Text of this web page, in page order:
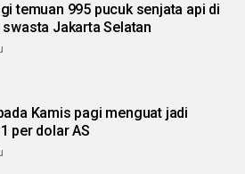
temuan 995 pucuk senjata api di
Jakarta Selatan
Kamis pagi menguat jadi
per dolar AS